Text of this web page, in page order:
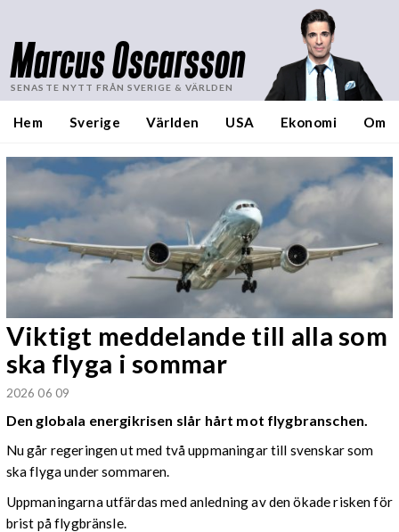
Marcus Oscarsson
SENASTE NYTT FRÅN SVERIGE & VÄRLDEN
Hem Sverige Världen USA Ekonomi Om
Viktigt meddelande till alla som
ska flyga i sommar
2026 06 09
Den globala energikrisen slår hårt mot flygbranschen.
Nu går regeringen ut med två uppmaningar till svenskar som
ska flyga under sommaren.
Uppmaningarna utfärdas med anledning av den ökade risken för
brist på flygbränsle.